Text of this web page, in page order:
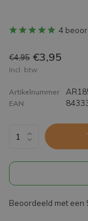
4
€4,95 €3,95
Incl. btw
Artikelnummer
EAN
Beoordeeld met een